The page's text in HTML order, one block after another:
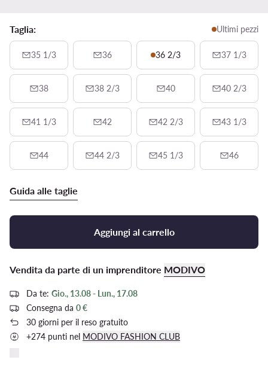
Taglia: Ultimi pezzi
35 1/3 36 36 2/3 37 1/3
38 38 2/3 40 40 2/3
41 1/3 42 42 2/3 43 1/3
44 44 2/3 45 1/3 46
Guida alle taglie
Aggiungi al carrello
Vendita da parte di un imprenditore MODIVO
Da te: Gio., 13.08 - Lun., 17.08
Consegna da 0 €
30 giorni per il reso gratuito
+274 punti nel MODIVO FASHION CLUB